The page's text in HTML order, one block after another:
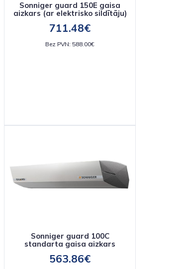
Sonniger guard 150E gaisa
aizkars (ar elektrisko sildītāju)
711.48€
Bez PVN: 588.00€
Sonniger guard 100C
standarta gaisa aizkars
563.86€